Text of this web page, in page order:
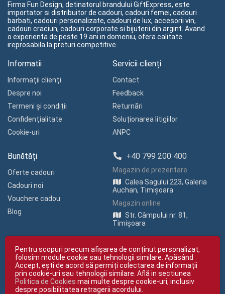
Firma Fun Design, detinatorul brandului GiftExpress, este
importator si distribuitor de cadouri, cadouri femei, cadouri
barbati, cadouri personalizate, cadouri de lux, accesorii vin,
cadouri craciun, cadouri corporate si bijuterii din argint. Avand
o experienta de peste 19 ani in domeniu, ofera calitate
ireprosabila la preturi competitive.
Informatii
Informaţii clienţi
Despre noi
Termeni și condiții
Confidenţialitate
Cookie-uri
Servicii clienți
Contact
Feedback
Returnări
Soluționarea litigiilor
ANPC
Bunătăți
Oferte cadouri
Cadouri noi
Vouchere cadou
Blog
+40 799 200 400
Magazin de prezentare
Calea Sagului 223, Galeria
Auchan, Timișoara
Magazin online
Str. Câmpului nr. 81,
Timișoara
Copyright © giftexpress.ro | Toate drepturile rezervate
giftexpress.ro aparține de Fun Design SRL (CUI RO 15651694, Nr. Reg. Com.
Pentru scopuri precum afișarea de conținut personalizat,
folosim module cookie sau tehnologii similare. Apăsând
Accept, ești de acord să permiți colectarea de informații
prin cookie-uri sau tehnologii similare. Află in sectiunea
Politica de Cookies mai multe despre cookie-uri, inclusiv
despre posibilitatea retragerii acordului.